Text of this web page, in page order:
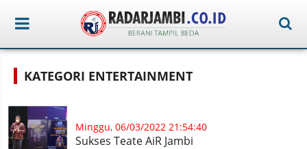
KATEGORI ENTERTAINMENT
Minggu, 06/03/2022 21:54:40
Sukses Teate AiR Jambi